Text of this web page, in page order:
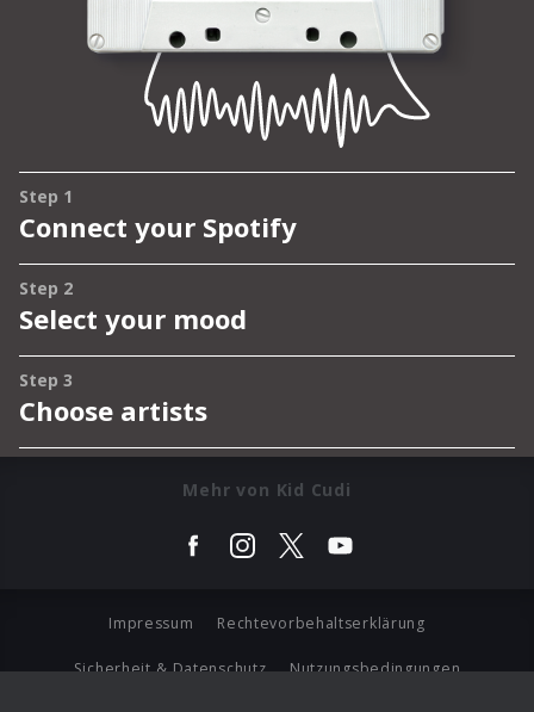
Mehr von Kid Cudi
Impressum Rechtevorbehaltserklärung
Sicherheit & Datenschutz Nutzungsbedingungen